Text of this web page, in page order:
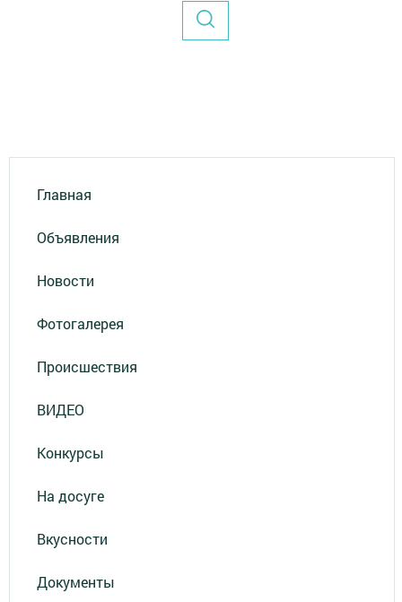
Главная
Объявления
Новости
Фотогалерея
Происшествия
ВИДЕО
Конкурсы
На досуге
Вкусности
Документы